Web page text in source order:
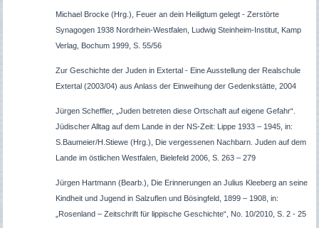
Michael Brocke (Hrg.), Feuer an dein Heiligtum gelegt - Zerstörte
Synagogen 1938 Nordrhein-Westfalen, Ludwig Steinheim-Institut, Kamp
Verlag, Bochum 1999, S. 55/56
Zur Geschichte der Juden in Extertal - Eine Ausstellung der Realschule
Extertal (2003/04) aus Anlass der Einweihung der Gedenkstätte, 2004
Jürgen Scheffler, „Juden betreten diese Ortschaft auf eigene Gefahr“.
Jüdischer Alltag auf dem Lande in der NS-Zeit: Lippe 1933 – 1945, in:
S.Baumeier/H.Stiewe (Hrg.), Die vergessenen Nachbarn. Juden auf dem
Lande im östlichen Westfalen, Bielefeld 2006, S. 263 – 279
Jürgen Hartmann (Bearb.), Die Erinnerungen an Julius Kleeberg an seine
Kindheit und Jugend in Salzuflen und Bösingfeld, 1899 – 1908, in:
„Rosenland – Zeitschrift für lippische Geschichte“, No. 10/2010, S. 2 - 25